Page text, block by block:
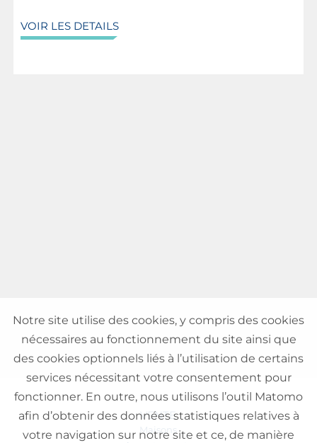
VOIR LES DETAILS
VENTE
Maisons
Notre site utilise des cookies, y compris des cookies
nécessaires au fonctionnement du site ainsi que
des cookies optionnels liés à l’utilisation de certains
services nécessitant votre consentement pour
fonctionner. En outre, nous utilisons l’outil Matomo
afin d’obtenir des données statistiques relatives à
votre navigation sur notre site et ce, de manière